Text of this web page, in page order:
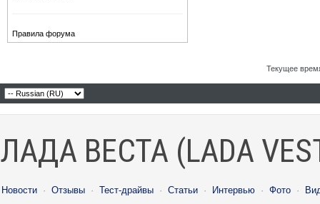
Правила форума
Текущее
ЛАДА ВЕСТА (LADA
Новости · Отзывы · Тест-драйвы · Статьи · Интервью · Фото ·